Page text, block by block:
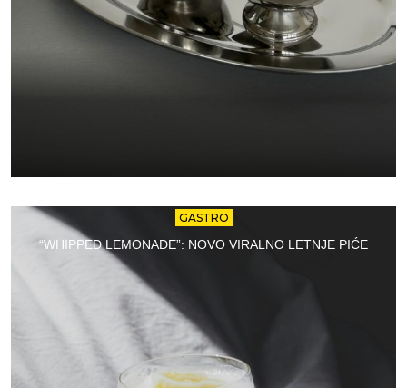
GASTRO
“WHIPPED LEMONADE”: NOVO VIRALNO LETNJE PIĆE